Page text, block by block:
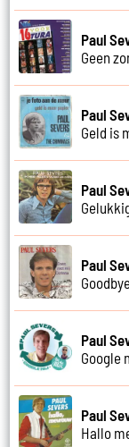
Paul
Geen
Paul
Geld is
Paul
Paul
Paul
Google
Paul
Hallo